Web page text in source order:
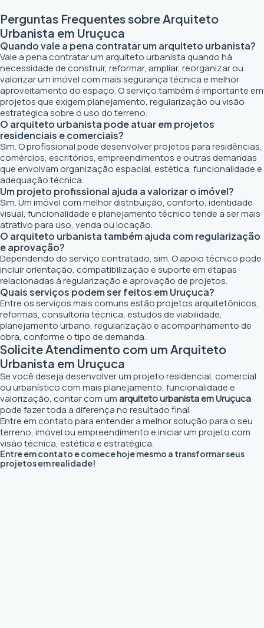
Perguntas Frequentes sobre Arquiteto
Urbanista em Uruçuca
Quando vale a pena contratar um arquiteto urbanista?
Vale a pena contratar um arquiteto urbanista quando há
necessidade de construir, reformar, ampliar, reorganizar ou
valorizar um imóvel com mais segurança técnica e melhor
aproveitamento do espaço. O serviço também é importante em
projetos que exigem planejamento, regularização ou visão
estratégica sobre o uso do terreno.
O arquiteto urbanista pode atuar em projetos
residenciais e comerciais?
Sim. O profissional pode desenvolver projetos para residências,
comércios, escritórios, empreendimentos e outras demandas
que envolvam organização espacial, estética, funcionalidade e
adequação técnica.
Um projeto profissional ajuda a valorizar o imóvel?
Sim. Um imóvel com melhor distribuição, conforto, identidade
visual, funcionalidade e planejamento técnico tende a ser mais
atrativo para uso, venda ou locação.
O arquiteto urbanista também ajuda com regularização
e aprovação?
Dependendo do serviço contratado, sim. O apoio técnico pode
incluir orientação, compatibilização e suporte em etapas
relacionadas à regularização e aprovação de projetos.
Quais serviços podem ser feitos em Uruçuca?
Entre os serviços mais comuns estão projetos arquitetônicos,
reformas, consultoria técnica, estudos de viabilidade,
planejamento urbano, regularização e acompanhamento de
obra, conforme o tipo de demanda.
Solicite Atendimento com um Arquiteto
Urbanista em Uruçuca
Se você deseja desenvolver um projeto residencial, comercial
ou urbanístico com mais planejamento, funcionalidade e
valorização, contar com umarquiteto urbanista em Uruçuca
pode fazer toda a diferença no resultado final.
Entre em contato para entender a melhor solução para o seu
terreno, imóvel ou empreendimento e iniciar um projeto com
visão técnica, estética e estratégica.
Entre em contato e comece hoje mesmo a transformar seus
projetos em realidade!